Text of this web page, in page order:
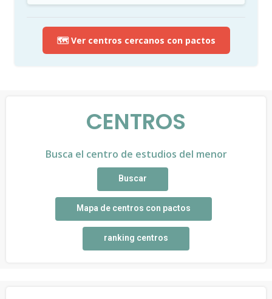
🗺️ Ver centros cercanos con pactos
CENTROS
Busca el centro de estudios del menor
Buscar
Mapa de centros con pactos
ranking centros